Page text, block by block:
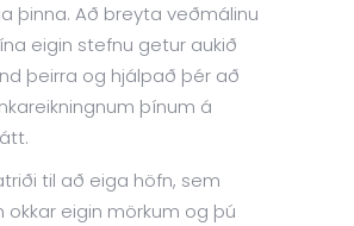
þinna. Að breyta veðmálinu
eigin stefnu getur aukið
þeirra og hjálpað þér að
þínum á
til að eiga höfn, sem
okkar eigin mörkum og þú